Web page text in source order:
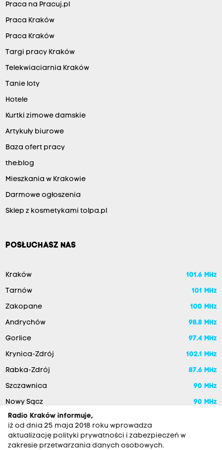
Praca na Pracuj.pl
Praca Kraków
Praca Kraków
Targi pracy Kraków
Telekwiaciarnia Kraków
Tanie loty
Hotele
Kurtki zimowe damskie
Artykuły biurowe
Baza ofert pracy
the:blog
Mieszkania w Krakowie
Darmowe ogłoszenia
Sklep z kosmetykami tolpa.pl
POSŁUCHASZ NAS
Kraków 101.6 MHz
Tarnów 101 MHz
Zakopane 100 MHz
Andrychów 98.8 MHz
Gorlice 97.4 MHz
Krynica-Zdrój 102.1 MHz
Rabka-Zdrój 87.6 MHz
Szczawnica 90 MHz
Nowy Sącz
90 MHz
Radio Kraków informuje,
iż od dnia 25 maja 2018 roku wprowadza
aktualizację polityki prywatności i zabezpieczeń w
zakresie przetwarzania danych osobowych.